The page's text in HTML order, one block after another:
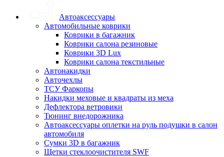
Автоаксессуары
Автомобильные коврики
Коврики в багажник
Коврики салона резиновые
Коврики 3D Lux
Коврики салона текстильные
Автонакидки
Авточехлы
ТСУ Фаркопы
Накидки меховые и квадраты из меха
Дефлектора ветровики
Тюнинг внедорожника
Автоаксессуары оплетки на руль подушки в салон
автомобиля
Сумки 3D в багажник
Щетки стеклоочистителя SWF